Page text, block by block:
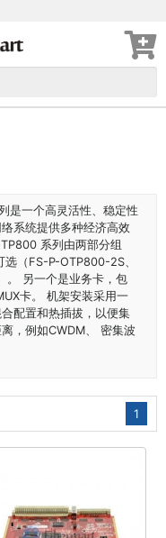
是一个高灵活性、稳定性
系统提供多种经济高效
系列由两部分组
（FS-P-OTP800-2S、
另一个是业务卡，包
卡。 机架安装采用一
配置和热插拔，以便集
，例如CWDM、 密集波
1